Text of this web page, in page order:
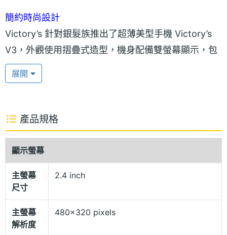
簡約時尚設計
Victory’s 針對銀髮族推出了超薄美型手機 Victory’s
V3，外觀使用摺疊式造型，機身配備雙螢幕顯示，包
括 2.4 吋 LCD 彩色主螢幕，提供大字幕的功能，讓你
在撥打電話的時候，不需再瞇瞇眼。2.0 吋 LCD 彩色
看時間。除此之外，還具備雙聽筒、雙接聽功能，內
外螢幕皆可接聽來電，增加你在使用上的方便性。
具備三方通話功能
Victory’s 以鎂鋁合金霧面面蓋，加上土豪金電鍍
升，重量僅約 100g 重，不僅機身輕薄，也能享有極
佳的手感，並提供紅、黑兩種顏色讓消費者挑選。
展開
產品規格
顯示螢幕
主螢幕
尺寸
2.4 inch
主螢幕
解析度
480x320 pixels